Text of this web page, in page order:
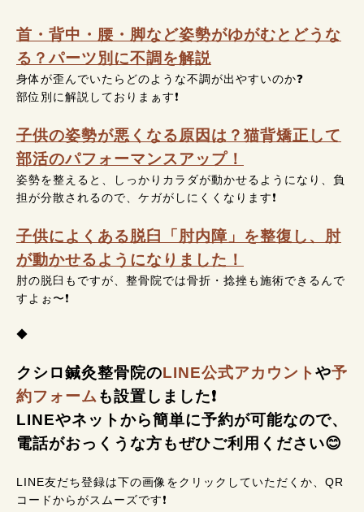
首・背中・腰・脚など姿勢がゆがむとどうな
る？パーツ別に不調を解説
身体が歪んでいたらどのような不調が出やすいのか❓
部位別に解説しておりまぁす❗
子供の姿勢が悪くなる原因は？猫背矯正して
部活のパフォーマンスアップ！
姿勢を整えると、しっかりカラダが動かせるようになり、負
担が分散されるので、ケガがしにくくなります❗
子供によくある脱臼「肘内障」を整復し、肘
が動かせるようになりました！
肘の脱臼もですが、整骨院では骨折・捻挫も施術できるんで
すよぉ〜❗
◆
クシロ鍼灸整骨院のLINE公式アカウントや予
約フォーム も設置しました❗
LINEやネットから簡単に予約が可能なので、
電話がおっくうな方もぜひご利用ください😊
LINE友だち登録は下の画像をクリックしていただくか、QR
コードからがスムーズです❗